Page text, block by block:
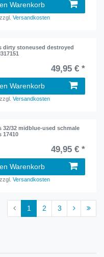
Warenkorb
zzgl.Versandkosten
dirty stoneused destroyed
49,95 € *
Warenkorb
zzgl.Versandkosten
32/32 midblue-used schmale
17410
49,95 € *
Warenkorb
zzgl.Versandkosten
1 2 3